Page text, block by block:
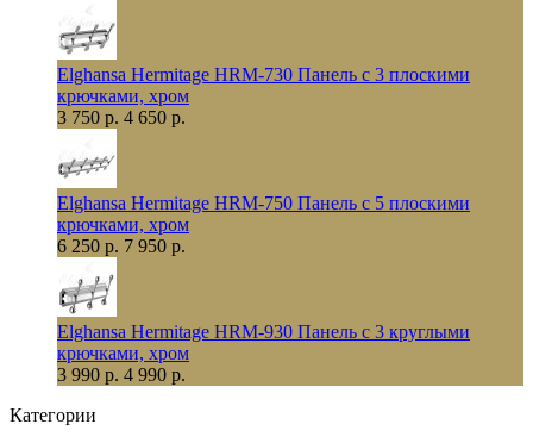
Elghansa Hermitage HRM-730 Панель с 3 плоскими
крючками, хром
3 750 р. 4 650 р.
Elghansa Hermitage HRM-750 Панель с 5 плоскими
крючками, хром
6 250 р. 7 950 р.
Elghansa Hermitage HRM-930 Панель с 3 круглыми
крючками, хром
3 990 р. 4 990 р.
Категории